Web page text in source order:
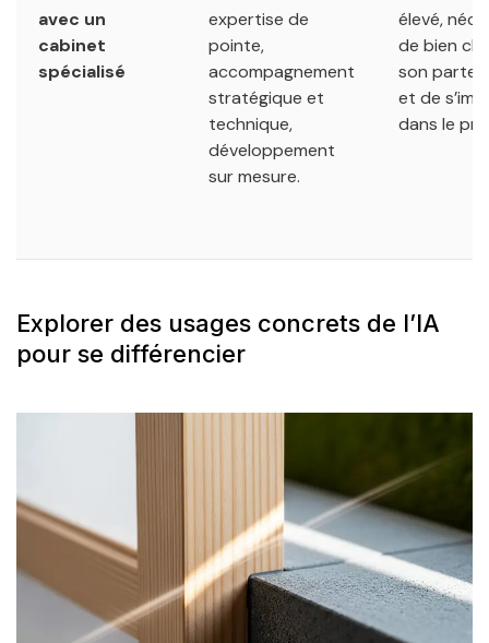
avec un
cabinet
spécialisé
expertise de
pointe,
accompagnement
stratégique et
technique,
développement
sur mesure.
élevé,
de bien
son
et de
dans le
Explorer des usages concrets de l’IA
pour se différencier